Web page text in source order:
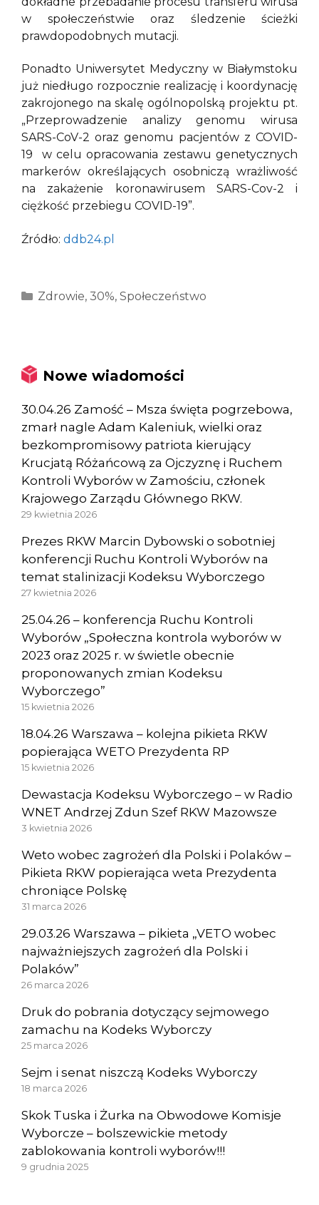
w społeczeństwie oraz śledzenie ścieżki
prawdopodobnych mutacji.
Ponadto Uniwersytet Medyczny w Białymstoku
już niedługo rozpocznie realizację i koordynację
zakrojonego na skalę ogólnopolską projektu pt.
„Przeprowadzenie analizy genomu wirusa
SARS-CoV-2 oraz genomu pacjentów z COVID-
19 w celu opracowania zestawu genetycznych
markerów określających osobniczą wrażliwość
na zakażenie koronawirusem SARS-Cov-2 i
ciężkość przebiegu COVID-19”.
Źródło: ddb24.pl
Kategorie
Zdrowie, 30%, Społeczeństwo
Nowe wiadomości
30.04.26 Zamość – Msza święta pogrzebowa,
zmarł nagle Adam Kaleniuk, wielki oraz
bezkompromisowy patriota kierujący
Krucjatą Różańcową za Ojczyznę i Ruchem
Kontroli Wyborów w Zamościu, członek
Krajowego Zarządu Głównego RKW.
29 kwietnia 2026
Prezes RKW Marcin Dybowski o sobotniej
konferencji Ruchu Kontroli Wyborów na
temat stalinizacji Kodeksu Wyborczego
27 kwietnia 2026
25.04.26 – konferencja Ruchu Kontroli
Wyborów „Społeczna kontrola wyborów w
2023 oraz 2025 r. w świetle obecnie
proponowanych zmian Kodeksu
Wyborczego”
15 kwietnia 2026
18.04.26 Warszawa – kolejna pikieta RKW
popierająca WETO Prezydenta RP
15 kwietnia 2026
Dewastacja Kodeksu Wyborczego – w Radio
WNET Andrzej Zdun Szef RKW Mazowsze
3 kwietnia 2026
Weto wobec zagrożeń dla Polski i Polaków –
Pikieta RKW popierająca weta Prezydenta
chroniące Polskę
31 marca 2026
29.03.26 Warszawa – pikieta „VETO wobec
najważniejszych zagrożeń dla Polski i
Polaków”
26 marca 2026
Druk do pobrania dotyczący sejmowego
zamachu na Kodeks Wyborczy
25 marca 2026
Sejm i senat niszczą Kodeks Wyborczy
18 marca 2026
Skok Tuska i Żurka na Obwodowe Komisje
Wyborcze – bolszewickie metody
zablokowania kontroli wyborów!!!
9 grudnia 2025